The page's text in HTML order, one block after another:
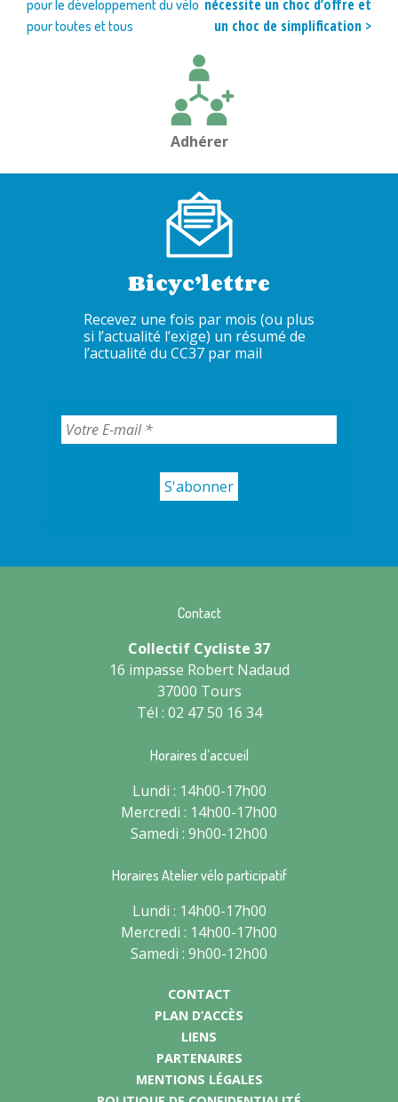
l’article
pour le développement du vélo
pour toutes et tous
nécessite un choc d’offre et
un choc de simplification >
Adhérer
Bicyc’lettre
Recevez une fois par mois (ou plus
si l’actualité l’exige) un résumé de
l’actualité du CC37 par mail
Contact
Collectif Cycliste 37
16 impasse Robert Nadaud
37000 Tours
Tél : 02 47 50 16 34
Horaires d’accueil
Lundi : 14h00-17h00
Mercredi : 14h00-17h00
Samedi : 9h00-12h00
Horaires Atelier vélo participatif
Lundi : 14h00-17h00
Mercredi : 14h00-17h00
Samedi : 9h00-12h00
CONTACT
PLAN D’ACCÈS
LIENS
PARTENAIRES
MENTIONS LÉGALES